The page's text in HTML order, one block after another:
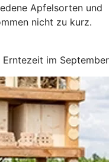
Apfelsorten und
nicht zu kurz.
im September